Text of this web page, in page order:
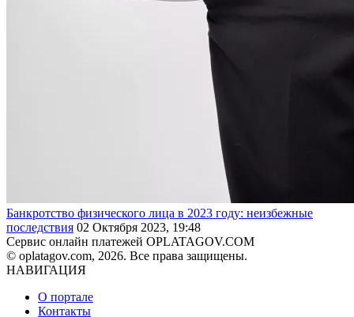
Банкротство физического лица в 2023 году: неизбежные
последствия 02 Октября 2023, 19:48
Сервис онлайн платежей OPLATAGOV.COM
© oplatagov.com, 2026. Все права защищены.
НАВИГАЦИЯ
О портале
Контакты